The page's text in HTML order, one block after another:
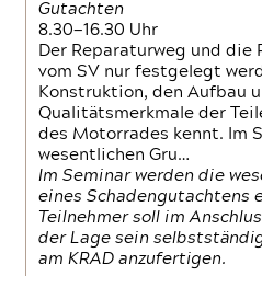
Gutachten
8.30—16.30 Uhr
Der Reparaturweg und die
vom SV nur festgelegt
Konstruktion, den Aufbau
Qualitätsmerkmale der
des Motorrades kennt. Im
wesentlichen Gru…
Im Seminar werden die
eines Schadengutachtens
Teilnehmer soll im
der Lage sein
am KRAD anzufertigen.